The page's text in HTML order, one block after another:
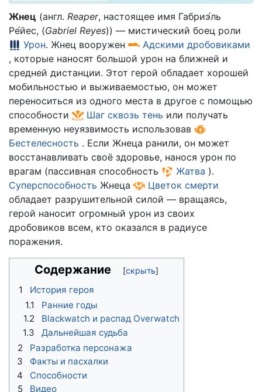
Жнец (англ. Reaper, настоящее имя Габриэ́ль
Ре́йес, (Gabriel Reyes)) — мистический боец роли
Урон. Жнец вооружен
Адскими дробовиками
, которые наносят большой урон на ближней и
средней дистанции. Этот герой обладает хорошей
мобильностью и выживаемостью, он может
переноситься из одного места в другое с помощью
способности
Шаг сквозь тень или получать
временную неуязвимость использовав
Бестелесность . Если Жнеца ранили, он может
восстанавливать своё здоровье, нанося урон по
врагам (пассивная способность
Жатва ).
Суперспособность Жнеца
Цветок смерти
обладает разрушительной силой — вращаясь,
герой наносит огромный урон из своих
дробовиков всем, кто оказался в радиусе
поражения.
Содержание
1
История героя
1.1
Ранние годы
1.2
Blackwatch и распад Overwatch
1.3
Дальнейшая судьба
2
Разработка персонажа
3
Факты и пасхалки
4
Способности
5
Видео